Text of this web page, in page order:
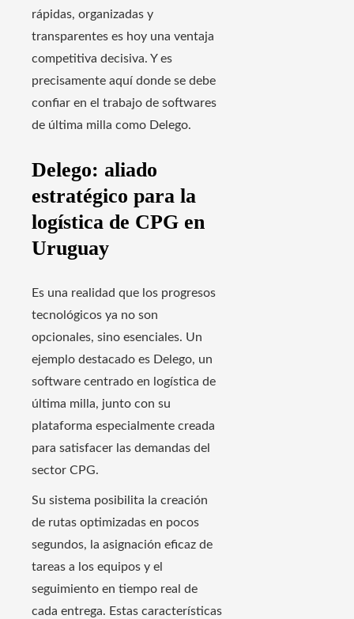
rápidas, organizadas y
transparentes es hoy una ventaja
competitiva decisiva. Y es
precisamente aquí donde se debe
confiar en el trabajo de softwares
de última milla como Delego.
Delego: aliado
estratégico para la
logística de CPG en
Uruguay
Es una realidad que los progresos
tecnológicos ya no son
opcionales, sino esenciales. Un
ejemplo destacado es Delego, un
software centrado en logística de
última milla, junto con su
plataforma especialmente creada
para satisfacer las demandas del
sector CPG.
Su sistema posibilita la creación
de rutas optimizadas en pocos
segundos, la asignación eficaz de
tareas a los equipos y el
seguimiento en tiempo real de
cada entrega. Estas características